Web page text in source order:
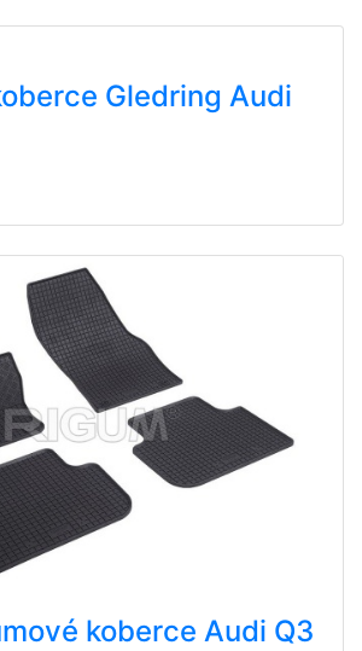
Gledring Audi
koberce Audi Q3